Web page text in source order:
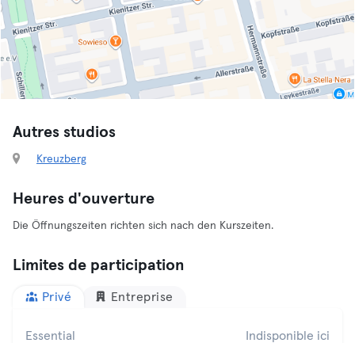
Autres studios
Kreuzberg
Heures d'ouverture
Die Öffnungszeiten richten sich nach den Kurszeiten.
Limites de participation
Privé Entreprise
Essential Indisponible ici